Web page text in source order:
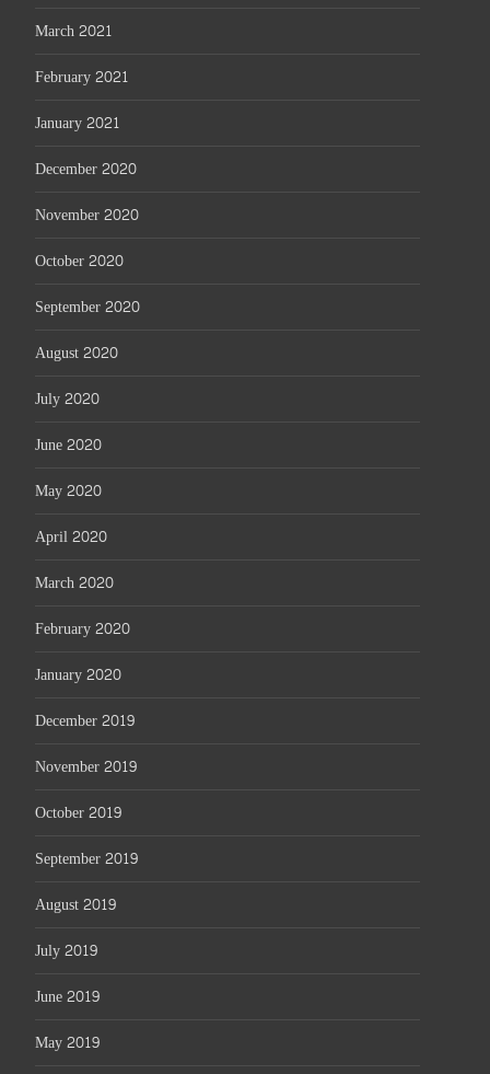
March 2021
February 2021
January 2021
December 2020
November 2020
October 2020
September 2020
August 2020
July 2020
June 2020
May 2020
April 2020
March 2020
February 2020
January 2020
December 2019
November 2019
October 2019
September 2019
August 2019
July 2019
June 2019
May 2019